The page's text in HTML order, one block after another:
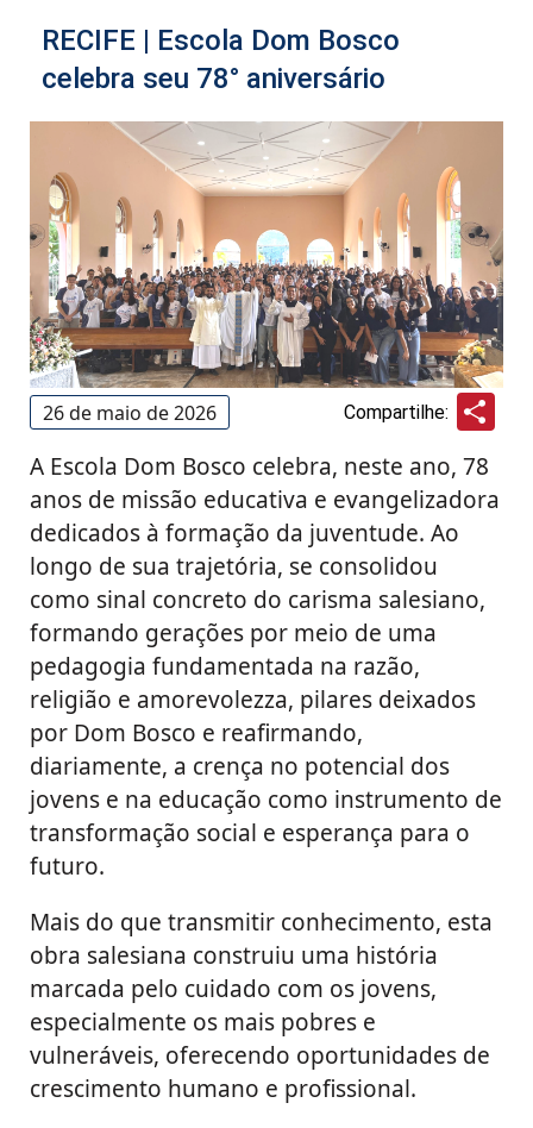
RECIFE | Escola Dom Bosco
celebra seu 78° aniversário
26 de maio de 2026 Compartilhe:
A Escola Dom Bosco celebra, neste ano, 78
anos de missão educativa e evangelizadora
dedicados à formação da juventude. Ao
longo de sua trajetória, se consolidou
como sinal concreto do carisma salesiano,
formando gerações por meio de uma
pedagogia fundamentada na razão,
religião e amorevolezza, pilares deixados
por Dom Bosco e reafirmando,
diariamente, a crença no potencial dos
jovens e na educação como instrumento de
transformação social e esperança para o
futuro.
Mais do que transmitir conhecimento, esta
obra salesiana construiu uma história
marcada pelo cuidado com os jovens,
especialmente os mais pobres e
vulneráveis, oferecendo oportunidades de
crescimento humano e profissional.